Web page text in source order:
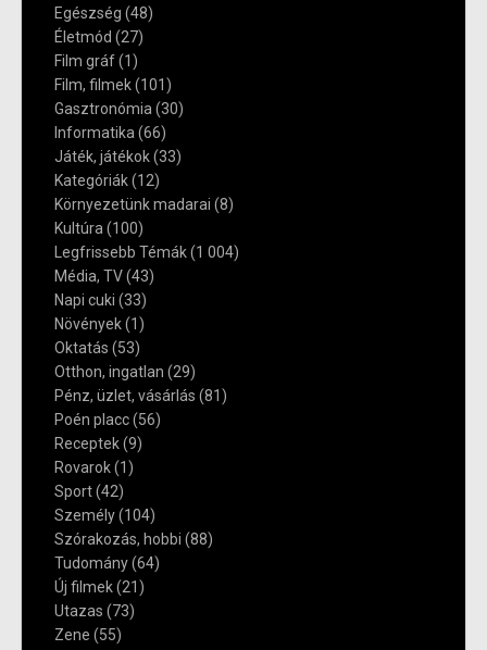
Egészség (48)
Életmód (27)
Film gráf(1)
Film, filmek(101)
Gasztronómia(30)
Informatika(66)
Játék, játékok(33)
Kategóriák(12)
Környezetünk madarai (8)
Kultúra(100)
Legfrissebb Témák(1 004)
Média, TV(43)
Napi cuki (33)
Növények(1)
Oktatás (53)
Otthon, ingatlan (29)
Pénz, üzlet, vásárlás (81)
Poén placc(56)
Receptek(9)
Rovarok(1)
Sport(42)
Személy(104)
Szórakozás, hobbi (88)
Tudomány(64)
Új filmek(21)
Utazas (73)
Zene (55)